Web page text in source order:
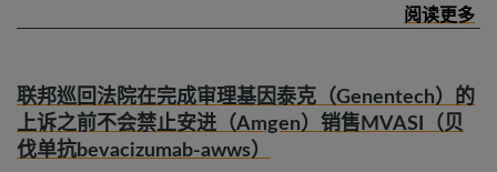
联邦巡回法院在完成审理基因泰克（Genentech）的
上诉之前不会禁止安进（Amgen）销售MVASI（贝
伐单抗bevacizumab-awws）